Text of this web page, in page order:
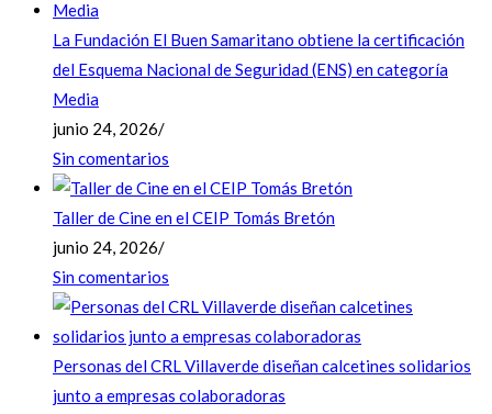
La Fundación El Buen Samaritano obtiene la certificación
del Esquema Nacional de Seguridad (ENS) en categoría
Media
junio 24, 2026/
Sin comentarios
Taller de Cine en el CEIP Tomás Bretón
junio 24, 2026/
Sin comentarios
Personas del CRL Villaverde diseñan calcetines solidarios
junto a empresas colaboradoras